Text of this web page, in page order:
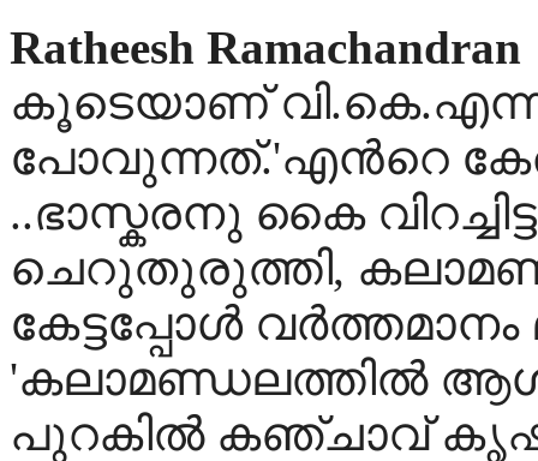
Ratheesh Ramachandran
കൂടെയാണ്
പോവുന്നത്.'എന്‍റെ
..ഭാസ്കരനു കൈ
ചെറുതുരുത്തി,
കേട്ടപ്പോള്‍
'കലാമണ്ഡലത്തില്‍
പുറകില്‍ കഞ്ചാവ്